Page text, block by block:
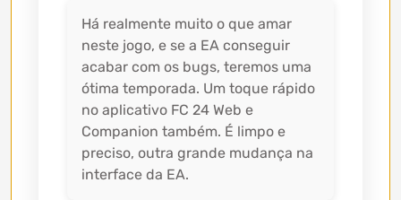
Há realmente muito o que amar
neste jogo, e se a EA conseguir
acabar com os bugs, teremos uma
ótima temporada. Um toque rápido
no aplicativo FC 24 Web e
Companion também. É limpo e
preciso, outra grande mudança na
interface da EA.